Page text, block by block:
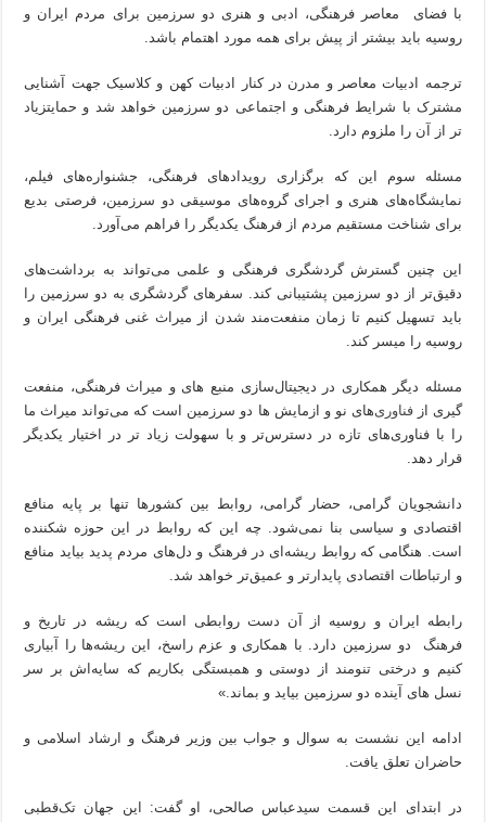
با فضای معاصر فرهنگی، ادبی و هنری دو سرزمین برای مردم ایران و
روسیه باید بیشتر از پیش برای همه مورد اهتمام باشد.
ترجمه ادبیات معاصر و مدرن در کنار ادبیات کهن و کلاسیک جهت آشنایی
مشترک با شرایط فرهنگی و اجتماعی دو سرزمین خواهد شد و حمایتزیاد
تر از آن را ملزوم دارد.
مسئله سوم این که برگزاری رویدادهای فرهنگی، جشنواره‌های فیلم،
نمایشگاه‌های هنری و اجرای گروه‌های موسیقی دو سرزمین، فرصتی بدیع
برای شناخت مستقیم مردم از فرهنگ یکدیگر را فراهم می‌آورد.
این چنین گسترش گردشگری فرهنگی و علمی می‌تواند به برداشت‌های
دقیق‌تر از دو سرزمین پشتیبانی کند. سفرهای گردشگری به دو سرزمین را
باید تسهیل کنیم تا زمان منفعت‌مند شدن از میراث غنی فرهنگی ایران و
روسیه را میسر کند.
مسئله دیگر همکاری در دیجیتال‌سازی منبع های و میراث فرهنگی، منفعت
گیری ازفناوری‌های نو و ازمایش ها دو سرزمین است که می‌تواند میراث ما
را با فناوری‌های تازه در دسترس‌تر و با سهولت زیاد تر در اختیار یکدیگر
قرار دهد.
دانشجویان گرامی، حضار گرامی، روابط بین کشورها تنها بر پایه منافع
اقتصادی و سیاسی بنا نمی‌شود. چه این که روابط در این حوزه شکننده
است. هنگامی که روابط ریشه‌ای در فرهنگ و دل‌های مردم پدید بیاید منافع
و ارتباطات اقتصادی پایدارتر و عمیق‌تر خواهد شد.
رابطه ایران و روسیه از آن دست روابطی است که ریشه در تاریخ و
فرهنگ دو سرزمین دارد. با همکاری و عزم راسخ، این ریشه‌ها را آبیاری
کنیم و درختی تنومند از دوستی و همبستگی بکاریم که سایه‌اش بر سر
نسل های آینده دو سرزمین بیاید و بماند.»
ادامه این نشست به سوال و جواب بین وزیر فرهنگ و ارشاد اسلامی و
حاضران تعلق یافت.
در ابتدای این قسمت سیدعباس صالحی، او گفت: این جهان تک‌قطبی